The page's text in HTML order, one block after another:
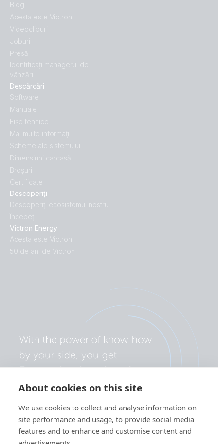
About cookies on this site
We use cookies to collect and analyse information on
site performance and usage, to provide social media
features and to enhance and customise content and
Descoperiți
Descoperiți ecosistemul nostru
Începeți
Victron Energy
Acesta este Victron
50 de ani de Victron
Descărcări
Software
Manuale
Fișe tehnice
Mai multe informaţii
Scheme ale sistemului
Dimensiuni carcasă
Broșuri
Certificate
Blog
Acesta este Victron
Videoclipuri
Joburi
Presă
Identificați managerul de
vânzări